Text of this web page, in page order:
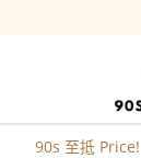
90s 至抵 Price!